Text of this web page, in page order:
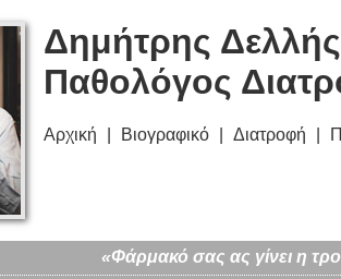
Δημήτρης
Παθολόγος
Αρχική Βιογραφικό Διατροφή
«Φάρμακό σας ας γίνει η